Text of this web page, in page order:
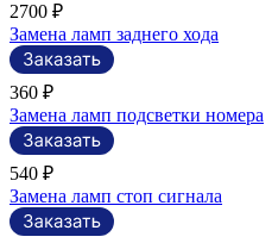
2700 ₽
Замена ламп заднего хода
360 ₽
Замена ламп подсветки номера
540 ₽
Замена ламп стоп сигнала